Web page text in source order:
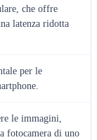
che offre
latenza ridotta
per le
le immagini,
fotocamera di uno